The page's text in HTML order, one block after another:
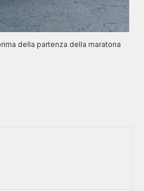
della partenza della maratona